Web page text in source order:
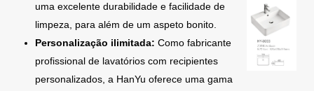
uma excelente durabilidade e facilidade de
limpeza, para além de um aspeto bonito.
Personalização ilimitada: Como fabricante
profissional de lavatórios com recipientes
personalizados, a HanYu oferece uma gama